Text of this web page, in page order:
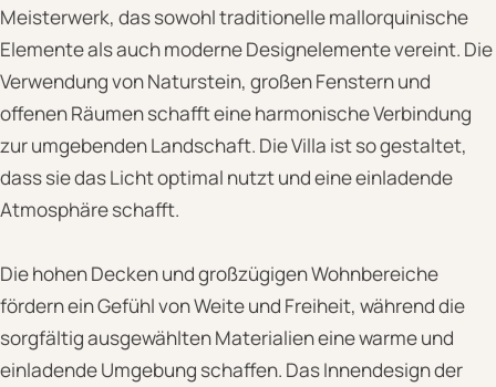
Meisterwerk, das sowohl traditionelle mallorquinische
Elemente als auch moderne Designelemente vereint. Die
Verwendung von Naturstein, großen Fenstern und
offenen Räumen schafft eine harmonische Verbindung
zur umgebenden Landschaft. Die Villa ist so gestaltet,
dass sie das Licht optimal nutzt und eine einladende
Atmosphäre schafft.
Die hohen Decken und großzügigen Wohnbereiche
fördern ein Gefühl von Weite und Freiheit, während die
sorgfältig ausgewählten Materialien eine warme und
einladende Umgebung schaffen. Das Innendesign der